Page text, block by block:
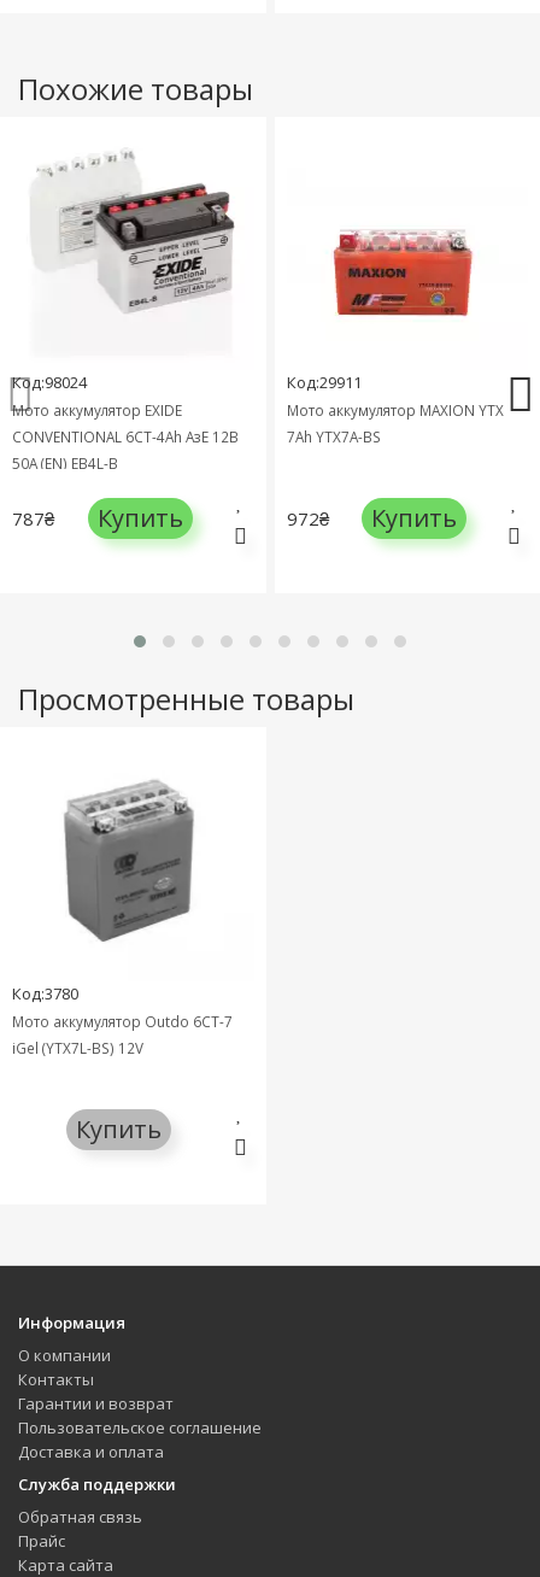
Похожие товары
Код:98024
Мото аккумулятор EXIDE
CONVENTIONAL 6СТ-4Ah АзЕ 12В
50А (EN) EB4L-B
787₴ Купить
Код:29911
Мото аккумулятор MAXION YTX
7Ah YTX7A-BS
972₴ Купить
Просмотренные товары
Код:3780
Мото аккумулятор Outdo 6СТ-7
iGel (YTX7L-BS) 12V
Купить
Информация
О компании
Контакты
Гарантии и возврат
Пользовательское соглашение
Доставка и оплата
Служба поддержки
Обратная связь
Прайс
Карта сайта